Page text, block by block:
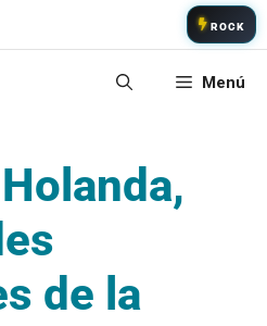
ROCK
Menú
de la